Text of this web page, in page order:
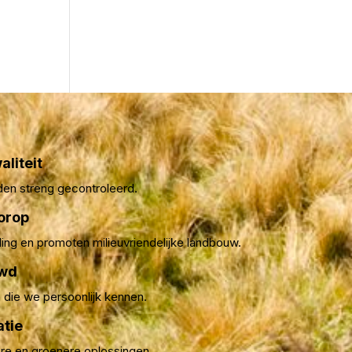
streng gecontroleerd.
en promoten milieuvriendelijke landbouw.
we persoonlijk kennen.